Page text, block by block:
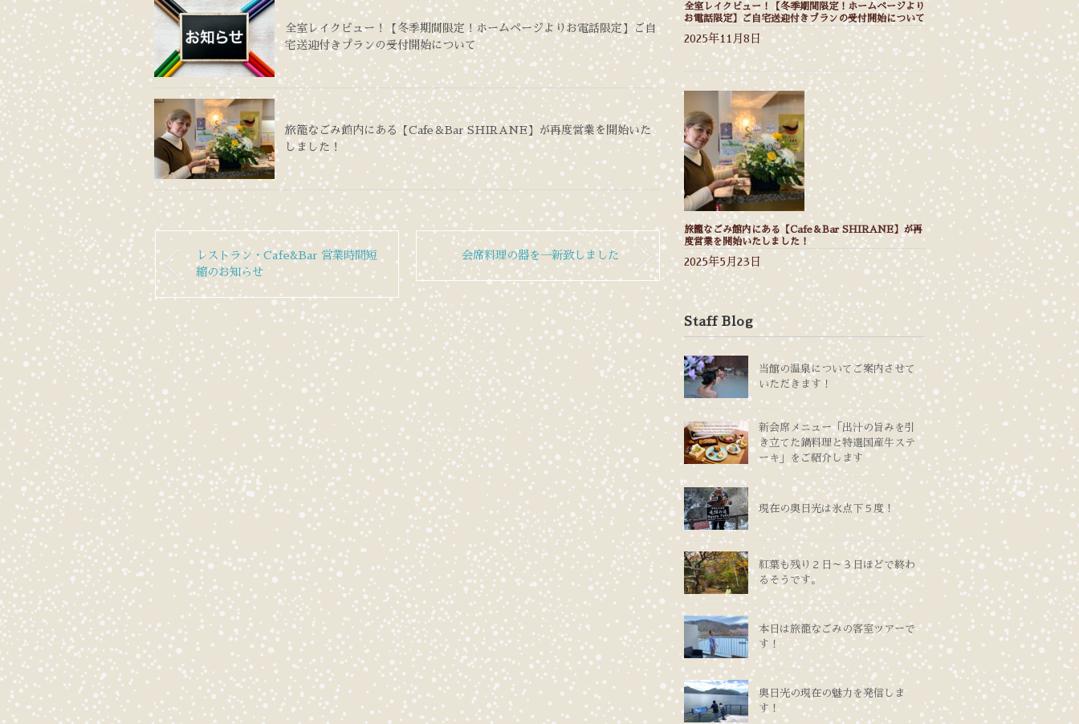
全室レイクビュー！【冬季期間限定！ホームページよりお電話限定】ご自
宅送迎付きプランの受付開始について
旅籠なごみ館内にある【Cafe＆Bar SHIRANE】が再度営業を開始いた
しました！
レストラン・Cafe&Bar 営業時間短
縮のお知らせ
会席料理の器を一新致しました
全室レイクビュー！【冬季期間限定！ホームページより
お電話限定】ご自宅送迎付きプランの受付開始について
2025年11月8日
旅籠なごみ館内にある【Cafe＆Bar SHIRANE】が再
度営業を開始いたしました！
2025年5月23日
Staff Blog
当館の温泉についてご案内させて
いただきます！
新会席メニュー「出汁の旨みを引
き立てた鍋料理と特選国産牛ステ
ーキ」をご紹介します
現在の奥日光は氷点下５度！
紅葉も残り２日～３日ほどで終わ
るそうです。
本日は旅籠なごみの客室ツアーで
す！
奥日光の現在の魅力を発信しま
す！